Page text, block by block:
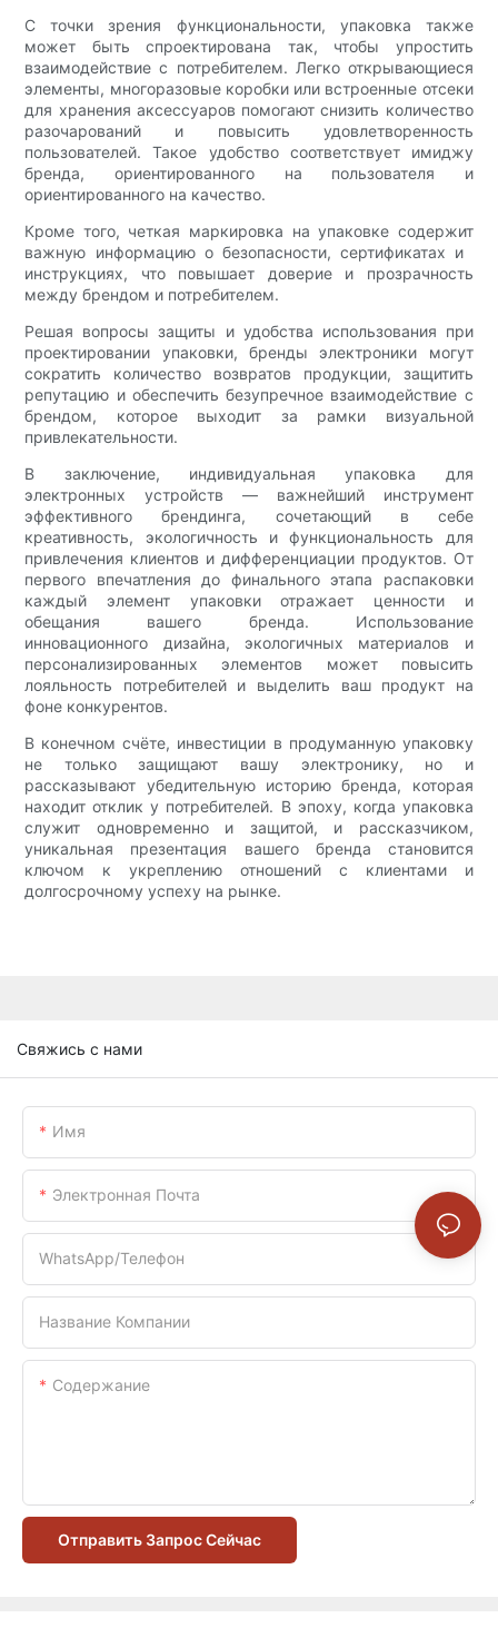
С точки зрения функциональности, упаковка также
может быть спроектирована так, чтобы упростить
взаимодействие с потребителем. Легко открывающиеся
элементы, многоразовые коробки или встроенные отсеки
для хранения аксессуаров помогают снизить количество
разочарований и повысить удовлетворенность
пользователей. Такое удобство соответствует имиджу
бренда, ориентированного на пользователя и
ориентированного на качество.
Кроме того, четкая маркировка на упаковке содержит
важную информацию о безопасности, сертификатах и ​​
инструкциях, что повышает доверие и прозрачность
между брендом и потребителем.
Решая вопросы защиты и удобства использования при
проектировании упаковки, бренды электроники могут
сократить количество возвратов продукции, защитить
репутацию и обеспечить безупречное взаимодействие с
брендом, которое выходит за рамки визуальной
привлекательности.
В заключение, индивидуальная упаковка для
электронных устройств — важнейший инструмент
эффективного брендинга, сочетающий в себе
креативность, экологичность и функциональность для
привлечения клиентов и дифференциации продуктов. От
первого впечатления до финального этапа распаковки
каждый элемент упаковки отражает ценности и
обещания вашего бренда. Использование
инновационного дизайна, экологичных материалов и
персонализированных элементов может повысить
лояльность потребителей и выделить ваш продукт на
фоне конкурентов.
В конечном счёте, инвестиции в продуманную упаковку
не только защищают вашу электронику, но и
рассказывают убедительную историю бренда, которая
находит отклик у потребителей. В эпоху, когда упаковка
служит одновременно и защитой, и рассказчиком,
уникальная презентация вашего бренда становится
ключом к укреплению отношений с клиентами и
долгосрочному успеху на рынке.
Свяжись с нами
Имя
Электронная Почта
WhatsApp/телефон
Название Компании
Содержание
Отправить Запрос Сейчас